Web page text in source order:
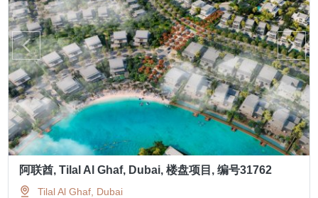
阿联酋, Tilal Al Ghaf, Dubai, 楼盘项目, 编号31762
Tilal Al Ghaf, Dubai